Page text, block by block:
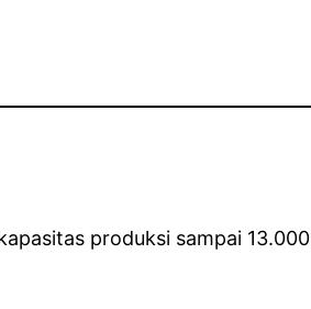
produksi sampai